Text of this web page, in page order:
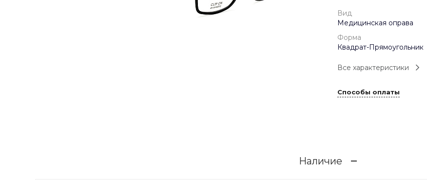
1 мая: 10:00-19:00
9 мая: 10:00-19:00
Вид
Медицинская оправа
Форма
Квадрат-Прямоугольник
Все характеристики
Способы оплаты
Наличие